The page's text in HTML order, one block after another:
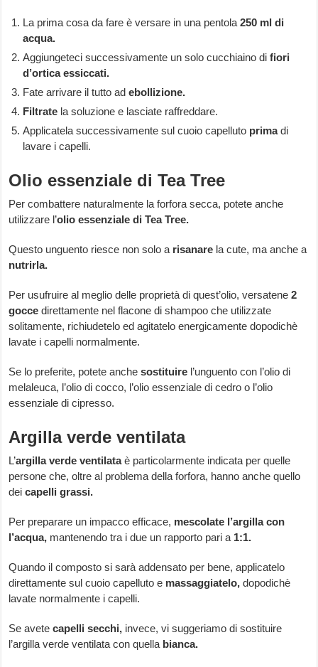
La prima cosa da fare è versare in una pentola250 ml di
acqua.
Aggiungeteci successivamente un solo cucchiaino difiori
d’ortica essiccati.
Fate arrivare il tutto adebollizione.
Filtrate la soluzione e lasciate raffreddare.
Applicatela successivamente sul cuoio capelluto primadi
lavare i capelli.
Olio essenziale di Tea Tree
Per combattere naturalmente la forfora secca, potete anche
utilizzare l’olio essenziale di Tea Tree.
Questo unguento riesce non solo a risanare la cute, ma anche a
nutrirla.
Per usufruire al meglio delle proprietà di quest’olio, versatene 2
goccedirettamente nel flacone di shampoo che utilizzate
solitamente, richiudetelo ed agitatelo energicamente dopodichè
lavate i capelli normalmente.
Se lo preferite, potete anchesostituire l’unguento con l’olio di
melaleuca, l’olio di cocco, l’olio essenziale di cedro o l’olio
essenziale di cipresso.
Argilla verde ventilata
L’argilla verde ventilataè particolarmente indicata per quelle
persone che, oltre al problema della forfora, hanno anche quello
dei capelli grassi.
Per preparare un impacco efficace, mescolate l’argilla con
l’acqua, mantenendo tra i due un rapporto pari a 1:1.
Quando il composto si sarà addensato per bene, applicatelo
direttamente sul cuoio capelluto e massaggiatelo, dopodichè
lavate normalmente i capelli.
Se avete capelli secchi, invece, vi suggeriamo di sostituire
l’argilla verde ventilata con quella bianca.